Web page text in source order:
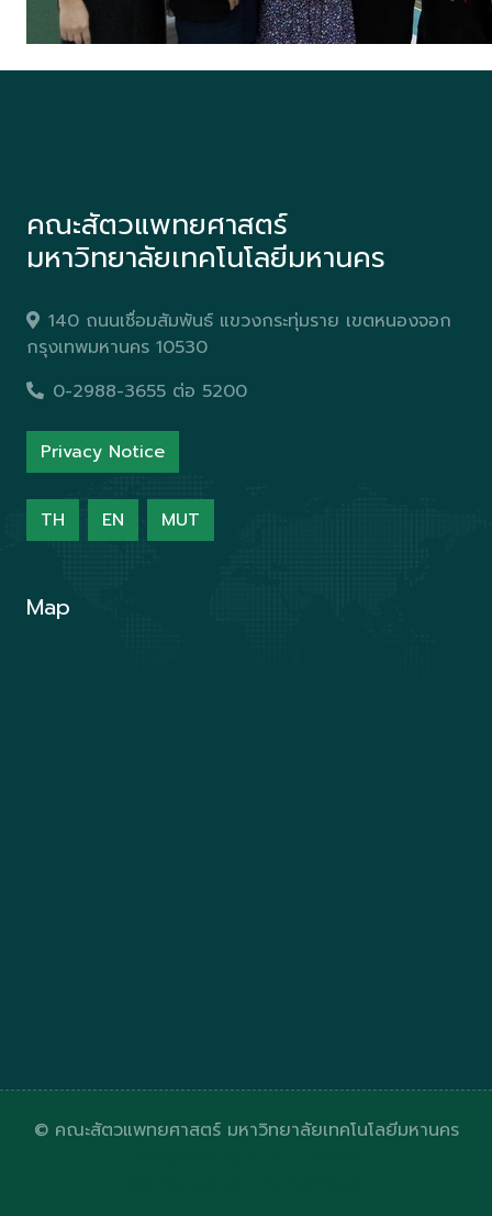
คณะสัตวแพทยศาสตร์
มหาวิทยาลัยเทคโนโลยีมหานคร
140 ถนนเชื่อมสัมพันธ์ แขวงกระทุ่มราย เขตหนองจอก
กรุงเทพมหานคร 10530
0-2988-3655 ต่อ 5200
Privacy Notice
TH EN MUT
Map
© คณะสัตวแพทยศาสตร์ มหาวิทยาลัยเทคโนโลยีมหานคร